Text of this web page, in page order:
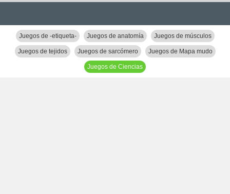
Juegos de -etiqueta- Juegos de anatomía Juegos de músculos
Juegos de tejidos Juegos de sarcómero Juegos de Mapa mudo
Juegos de Ciencias